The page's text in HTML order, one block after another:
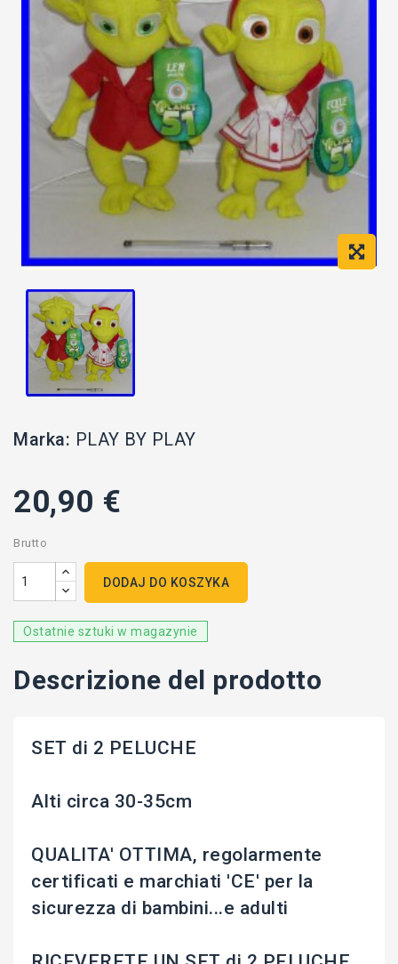
Marka: PLAY BY PLAY
20,90 €
Brutto
DODAJ DO KOSZYKA
Ostatnie sztuki w magazynie
Descrizione del prodotto
SET di 2 PELUCHE
Alti circa 30-35cm
QUALITA' OTTIMA, regolarmente
certificati e marchiati 'CE' per la
sicurezza di bambini...e adulti